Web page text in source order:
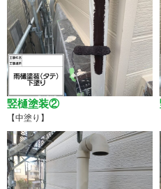
竪樋塗装②
【中塗り】